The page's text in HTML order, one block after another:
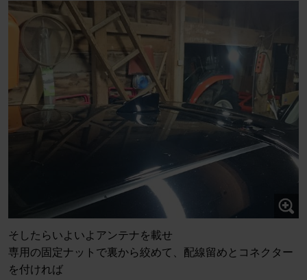
そしたらいよいよアンテナを載せ
専用の固定ナットで裏から絞めて、配線留めとコネクター
を付ければ